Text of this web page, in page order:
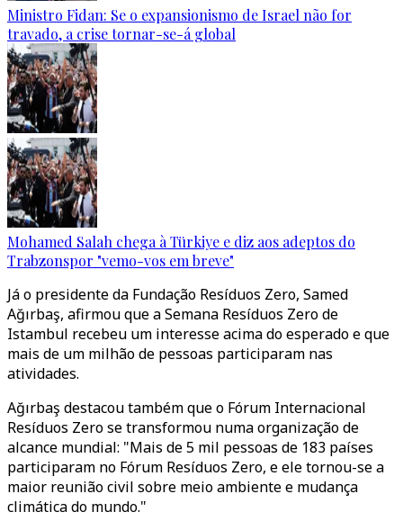
Ministro Fidan: Se o expansionismo de Israel não for
travado, a crise tornar-se-á global
Mohamed Salah chega à Türkiye e diz aos adeptos do
Trabzonspor "vemo-vos em breve"
Já o presidente da Fundação Resíduos Zero, Samed
Ağırbaş, afirmou que a Semana Resíduos Zero de
Istambul recebeu um interesse acima do esperado e que
mais de um milhão de pessoas participaram nas
atividades.
Ağırbaş destacou também que o Fórum Internacional
Resíduos Zero se transformou numa organização de
alcance mundial: "Mais de 5 mil pessoas de 183 países
participaram no Fórum Resíduos Zero, e ele tornou-se a
maior reunião civil sobre meio ambiente e mudança
climática do mundo."